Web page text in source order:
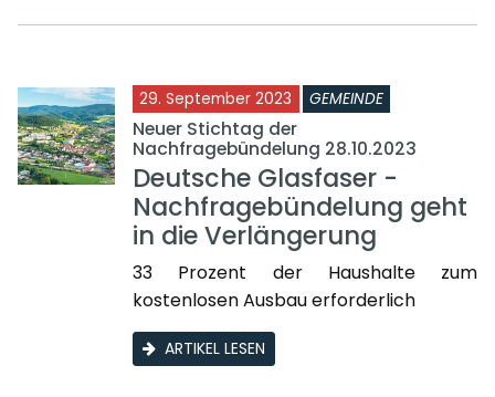
29. September 2023 GEMEINDE
Neuer Stichtag der
Nachfragebündelung 28.10.2023
Deutsche Glasfaser -
Nachfragebündelung geht
in die Verlängerung
33 Prozent der Haushalte zum
kostenlosen Ausbau erforderlich
ARTIKEL LESEN